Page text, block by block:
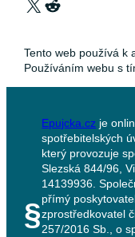
Tento web používá k
Používáním webu s
§
Epujcka.cz je
spotřebitelských
který provozuje
Slezská 844/96,
14139936.
přímý
zprostředkovatel
257/2016 Sb., o